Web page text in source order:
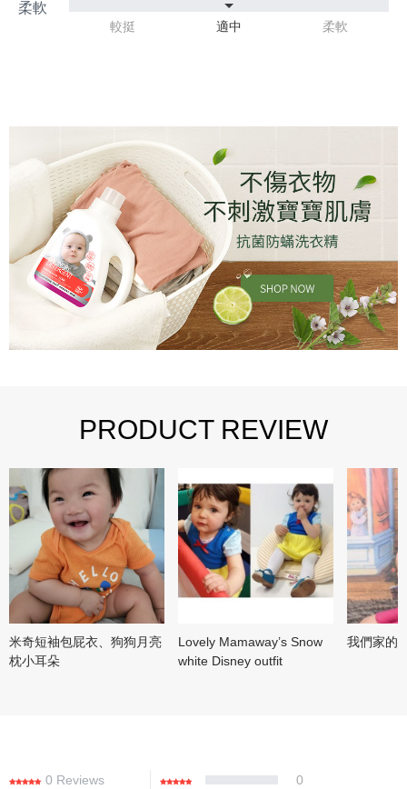
較挺 適中 柔軟
PRODUCT REVIEW
米奇短袖包屁衣、狗狗月亮
枕小耳朵
Lovely Mamaway’s Snow
white Disney outfit
我們家的
0 Reviews
0